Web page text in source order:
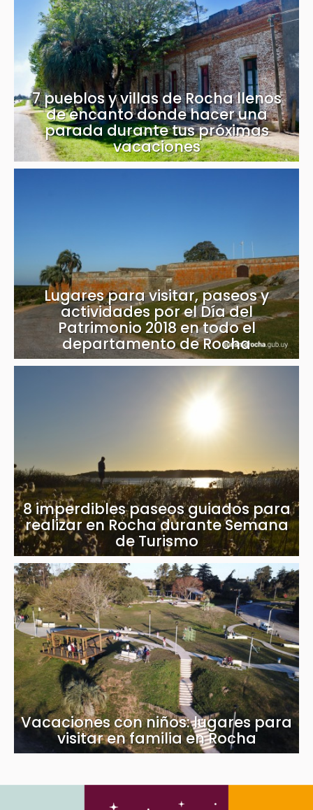
7 pueblos y villas de Rocha llenos
de encanto donde hacer una
parada durante tus próximas
vacaciones
Lugares para visitar, paseos y
actividades por el Día del
Patrimonio 2018 en todo el
departamento de Rocha
8 imperdibles paseos guiados para
realizar en Rocha durante Semana
de Turismo
Vacaciones con niños: lugares para
visitar en familia en Rocha